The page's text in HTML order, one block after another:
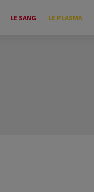
LE SANG LE PLASMA